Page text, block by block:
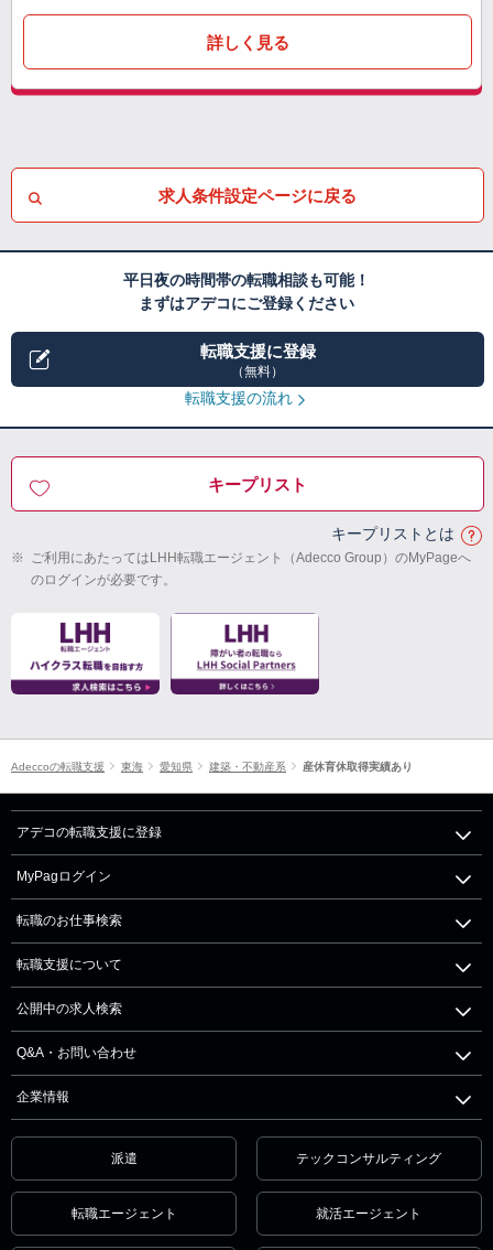
詳しく見る
求人条件設定ページに戻る
平日夜の時間帯の転職相談も可能！
まずはアデコにご登録ください
転職支援に登録
（無料）
転職支援の流れ
キープリスト
キープリストとは
※ ご利用にあたってはLHH転職エージェント（Adecco Group）のMyPageへ
のログインが必要です。
Adeccoの転職支援 東海 愛知県 建築・不動産系 産休育休取得実績あり
アデコの転職支援に登録
MyPagログイン
転職のお仕事検索
転職支援について
公開中の求人検索
Q&A・お問い合わせ
企業情報
派遣 テックコンサルティング
転職エージェント 就活エージェント